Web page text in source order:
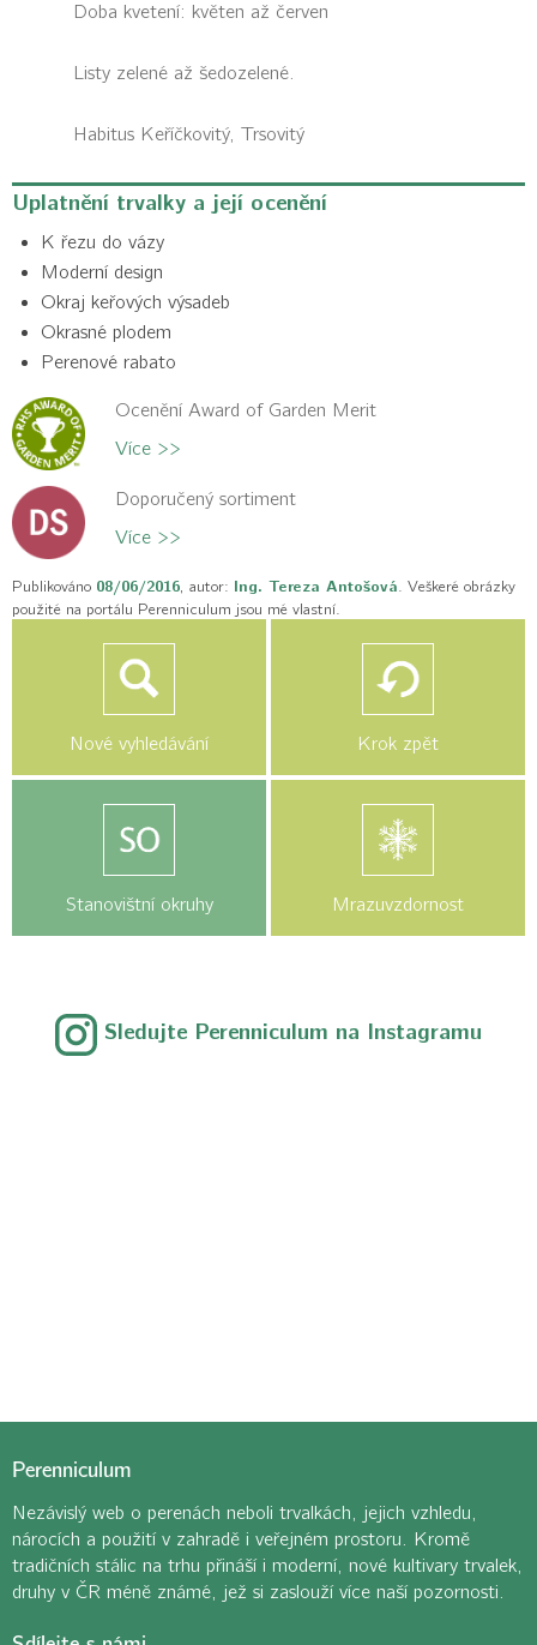
Doba kvetení: květen až červen
Listy zelené až šedozelené.
Habitus Keříčkovitý, Trsovitý
Uplatnění trvalky a její ocenění
K řezu do vázy
Moderní design
Okraj keřových výsadeb
Okrasné plodem
Perenové rabato
Ocenění Award of Garden Merit
Více >>
Doporučený sortiment
Více >>
Publikováno 08/06/2016, autor: Ing. Tereza Antošová. Veškeré obrázky
použité na portálu Perenniculum jsou mé vlastní.
Nové vyhledávání Krok zpět
Stanovištní okruhy Mrazuvzdornost
Sledujte Perenniculum na Instagramu
Perenniculum
Nezávislý web o perenách neboli trvalkách, jejich vzhledu,
nárocích a použití v zahradě i veřejném prostoru. Kromě
tradičních stálic na trhu přináší i moderní, nové kultivary trvalek,
druhy v ČR méně známé, jež si zaslouží více naší pozornosti.